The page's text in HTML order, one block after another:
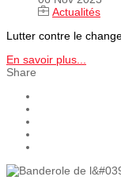
Actualités
Lutter contre le
En savoir plus...
Share